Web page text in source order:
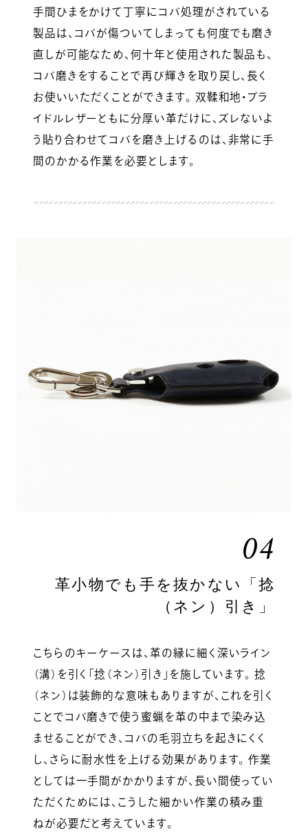
手間ひまをかけて丁寧にコバ処理がされている
製品は、コバが傷ついてしまっても何度でも磨き
直しが可能なため、何十年と使用された製品も、
コバ磨きをすることで再び輝きを取り戻し、長く
お使いいただくことができます。 双鞣和地・ブラ
イドルレザーともに分厚い革だけに、ズレないよ
う貼り合わせてコバを磨き上げるのは、非常に手
間のかかる作業を必要とします。
04
革小物でも手を抜かない「捻
（ネン）引き」
こちらのキーケースは、革の縁に細く深いライン
（溝）を引く「捻（ネン）引き」を施しています。 捻
（ネン）は装飾的な意味もありますが、これを引く
ことでコバ磨きで使う蜜蝋を革の中まで染み込
ませることができ、コバの毛羽立ちを起きにくく
し、さらに耐水性を上げる効果があります。 作業
としては一手間がかかりますが、長い間使ってい
ただくためには、こうした細かい作業の積み重
ねが必要だと考えています。